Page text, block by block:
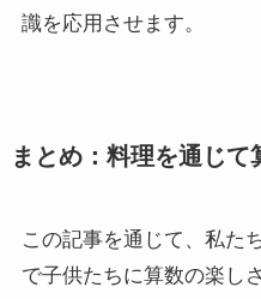
識を応用させます。
まとめ：料理を通じ
この記事を通じて、私た
で子供たちに算数の楽し